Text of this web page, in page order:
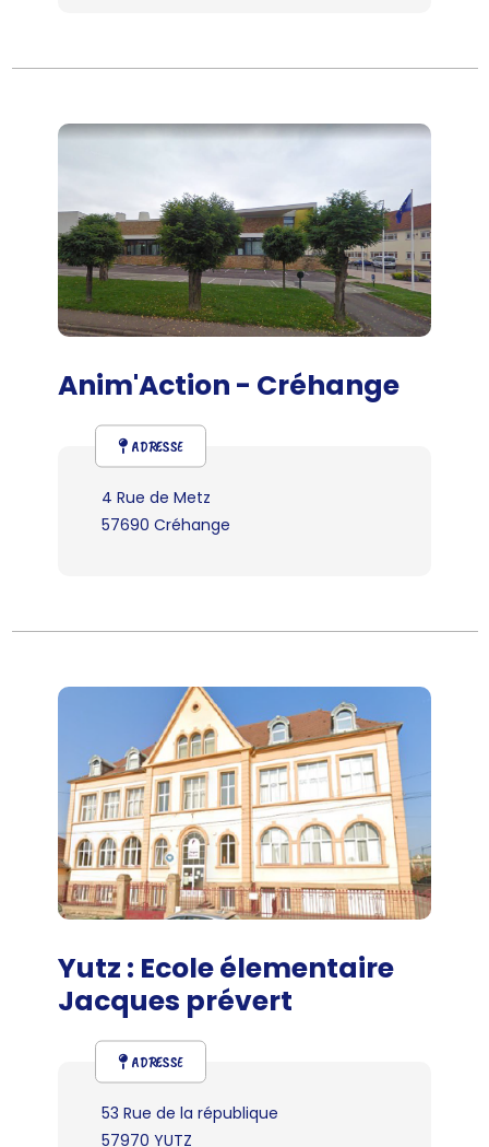
Anim'Action - Créhange
ADRESSE
4 Rue de Metz
57690 Créhange
Yutz : Ecole élementaire
Jacques prévert
ADRESSE
53 Rue de la république
57970 YUTZ